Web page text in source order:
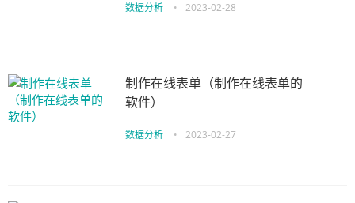
数据分析 • 2023-02-28
制作在线表单（制作在线表单的
软件）
数据分析 • 2023-02-27